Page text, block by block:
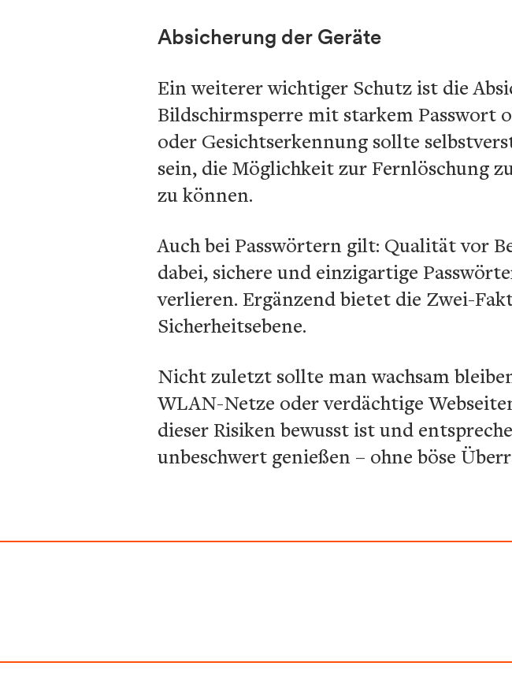
Absicherung der Geräte
Ein weiterer wichtiger Schutz ist die
Bildschirmsperre mit starkem Passwort
oder Gesichtserkennung sollte
sein, die Möglichkeit zur Fernlöschung
zu können.
Auch bei Passwörtern gilt: Qualität vor
dabei, sichere und einzigartige
verlieren. Ergänzend bietet die Zwei-
Sicherheitsebene.
Nicht zuletzt sollte man wachsam
WLAN-Netze oder verdächtige
dieser Risiken bewusst ist und
unbeschwert genießen – ohne böse